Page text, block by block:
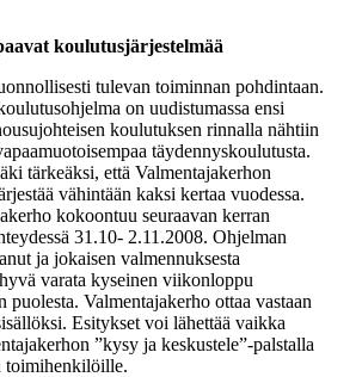
koulutusjärjestelmää
tulevan toiminnan pohdintaan.
on uudistumassa ensi
koulutuksen rinnalla nähtiin
täydennyskoulutusta.
tärkeäksi, että Valmentajakerhon
vähintään kaksi kertaa vuodessa.
kokoontuu seuraavan kerran
31.10- 2.11.2008. Ohjelman
ja jokaisen valmennuksesta
varata kyseinen viikonloppu
puolesta. Valmentajakerho ottaa vastaan
Esitykset voi lähettää vaikka
”kysy ja keskustele”-palstalla
toimihenkilöille.